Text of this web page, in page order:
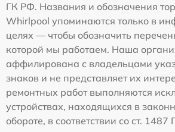
ГК РФ. Названия и обозначения
Whirlpool упоминаются только в
целях — чтобы обозначить
которой мы работаем. Наша
аффилирована с владельцами
знаков и не представляет их
ремонтных работ выполняются
устройствах, находящихся в
обороте, в соответствии со ст. 1487